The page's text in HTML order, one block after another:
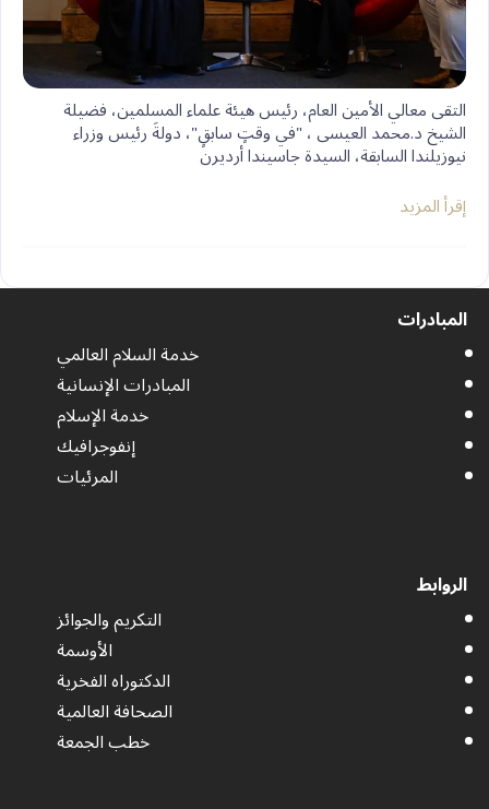
التقى معالي الأمين العام، رئيس هيئة علماء المسلمين، فضيلة
الشيخ د.⁧‫محمد العيسى‬⁩ ‬⁩، "في وقتٍ سابقٍ"، دولةَ رئيس وزراء
نيوزيلندا السابقة، السيدة جاسيندا أرديرن
إقرأ المزيد
المبادرات
خدمة السلام العالمي
المبادرات الإنسانية
خدمة الإسلام
إنفوجرافيك
المرئيات
الروابط
التكريم والجوائز
الأوسمة
الدكتوراه الفخرية
الصحافة العالمية
خطب الجمعة